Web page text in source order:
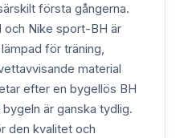
första gångerna.
och Nike sport-BH är
för träning,
material
efter en bygellös BH
är ganska tydlig.
den kvalitet och